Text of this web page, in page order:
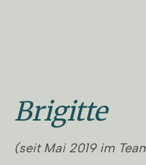
Brigitte
(seit Mai 2019 im